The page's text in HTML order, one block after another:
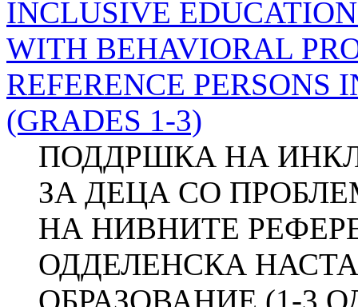
INCLUSIVE
WITH BEHAVIORAL
REFERENCE PERSONS
(GRADES 1-3)
ПОДДРШКА НА
ЗА ДЕЦА СО
НА НИВНИТЕ
ОДДЕЛЕНСКА
ОБРАЗОВАНИЕ (1-3